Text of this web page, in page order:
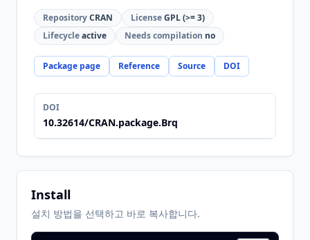
RepositoryCRAN LicenseGPL (>= 3)
Lifecycleactive Needs compilation no
Package page Reference Source DOI
DOI
10.32614/CRAN.package.Brq
Install
설치 방법을 선택하고 바로 복사합니다.